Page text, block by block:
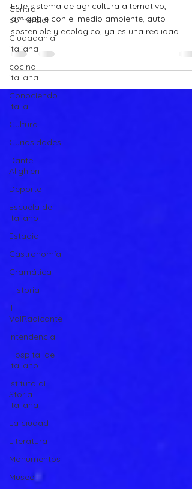
Centro
comercial
Ciudadania
italiana
cocina
italiana
Conociendo
Italia
Cultura
Curiosidades
Dante
Alighieri
Deporte
Escuela de
Italiano
Estadio
Gastronomía
Gramática
Historia
Il
ValRadicante
Intendencia
Hospital de
Italiano
Istituto di
Storia
italiana
La ciudad
Literatura
Monumentos
Museo
Este sistema de agricultura alternativo,
amigable con el medio ambiente, auto
sostenible y ecológico, ya es una realidad.
Entonces descubra